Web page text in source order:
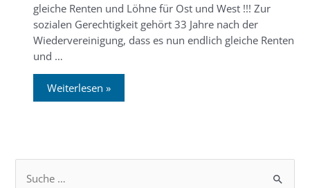
gleiche Renten und Löhne für Ost und West !!! Zur
sozialen Gerechtigkeit gehört 33 Jahre nach der
Wiedervereinigung, dass es nun endlich gleiche Renten
und …
Weiterlesen »